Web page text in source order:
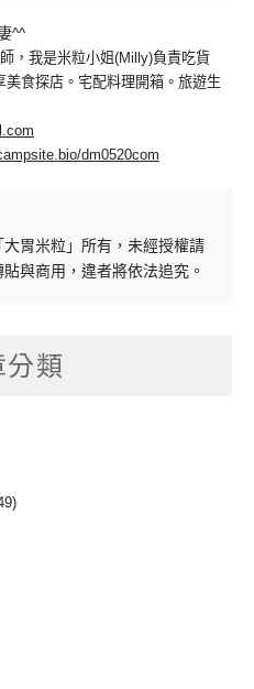
^^
，我是米粒小姐(Milly)負責吃貨
食探店。宅配料理開箱。旅遊生
dm0520com
胃米粒」所有，未經授權請
與商用，違者將依法追究。
分類